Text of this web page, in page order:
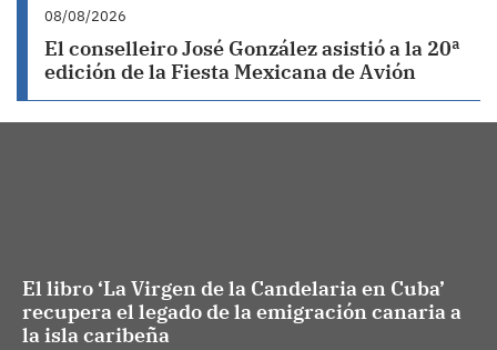
08/08/2026
El conselleiro José González asistió a la 20ª
edición de la Fiesta Mexicana de Avión
El libro ‘La Virgen de la Candelaria en Cuba’
recupera el legado de la emigración canaria a
la isla caribeña